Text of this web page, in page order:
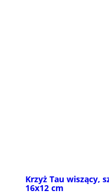
Krzyż Tau wiszący,
16x12 cm